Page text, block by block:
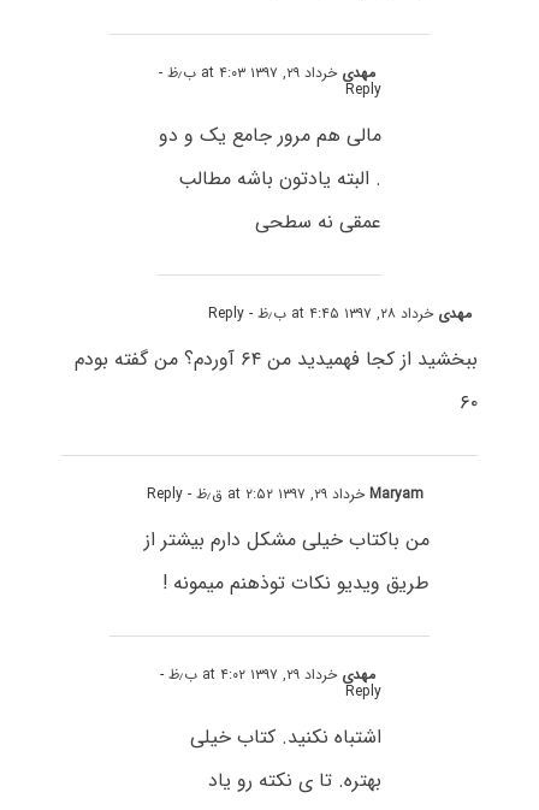
مهدی خرداد ۲۹, ۱۳۹۷ at ۴:۰۳ ب٫ظ -
Reply
مالی هم مرور جامع یک و دو
. البته یادتون باشه مطالب
عمقی نه سطحی
مهدی خرداد ۲۸, ۱۳۹۷ at ۴:۴۵ ب٫ظ - Reply
ببخشید از کجا فهمیدید من ۶۴ آوردم؟ من گفته بودم
۶۰
Maryamخرداد ۲۹, ۱۳۹۷ at ۲:۵۲ ق٫ظ - Reply
من باکتاب خیلی مشکل دارم بیشتر از
طریق ویدیو نکات توذهنم میمونه !
مهدی خرداد ۲۹, ۱۳۹۷ at ۴:۰۲ ب٫ظ -
Reply
اشتباه نکنید. کتاب خیلی
بهتره. تا ی نکته رو یاد